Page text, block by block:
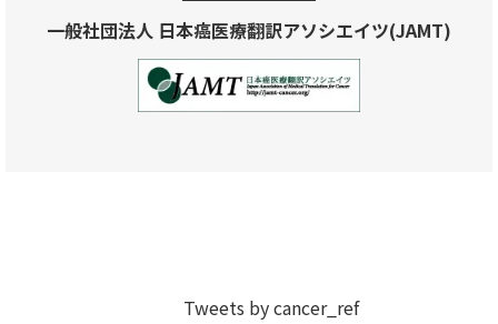
一般社団法人 日本癌医療翻訳アソシエイツ(JAMT)
Tweets by cancer_ref